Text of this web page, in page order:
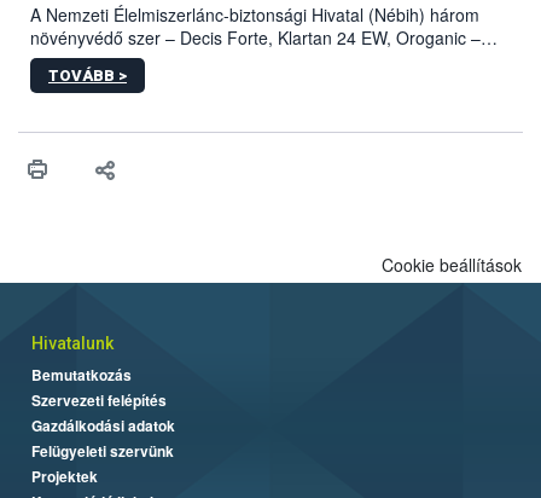
A Nemzeti Élelmiszerlánc-biztonsági Hivatal (Nébih) három
növényvédő szer – Decis Forte, Klartan 24 EW, Oroganic –
engedélyokiratát módosította, így azok a szüretet követően,
egészen a vesszőérettség (BBCH 91) stádiumáig
érésű szőlőkben is legyen lehetőség a károsító elleni további
felhasználók számára is elérhető és ökológiai termesztésben is
TOVÁBB >
Cookie beállítások
Hivatalunk
Bemutatkozás
Szervezeti felépítés
Gazdálkodási adatok
Felügyeleti szervünk
Projektek